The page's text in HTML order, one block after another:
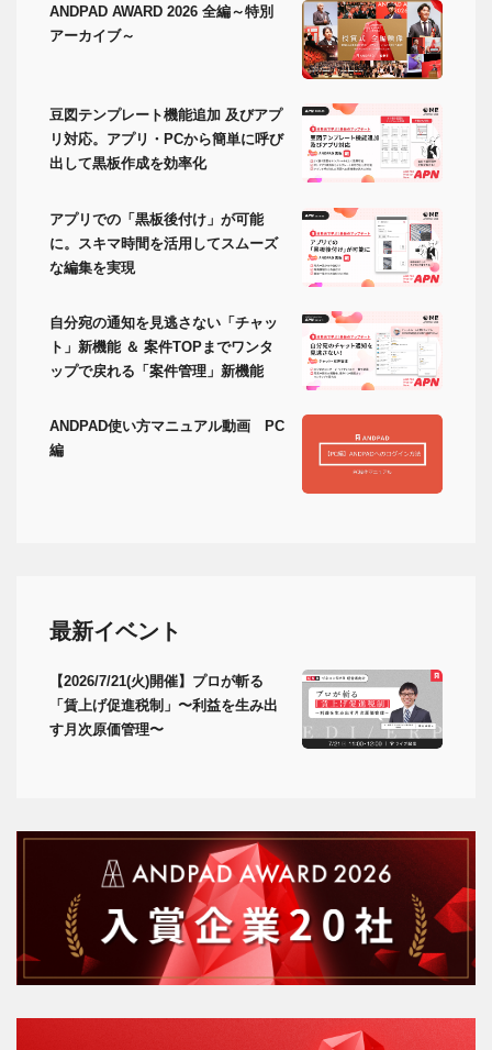
ANDPAD AWARD 2026 全編～特別
アーカイブ～
豆図テンプレート機能追加 及びアプ
リ対応。アプリ・PCから簡単に呼び
出して黒板作成を効率化
アプリでの「黒板後付け」が可能
に。スキマ時間を活用してスムーズ
な編集を実現
自分宛の通知を見逃さない「チャッ
ト」新機能 ＆ 案件TOPまでワンタ
ップで戻れる「案件管理」新機能
ANDPAD使い方マニュアル動画 PC
編
最新イベント
【2026/7/21(火)開催】プロが斬る
「賃上げ促進税制」〜利益を生み出
す月次原価管理〜